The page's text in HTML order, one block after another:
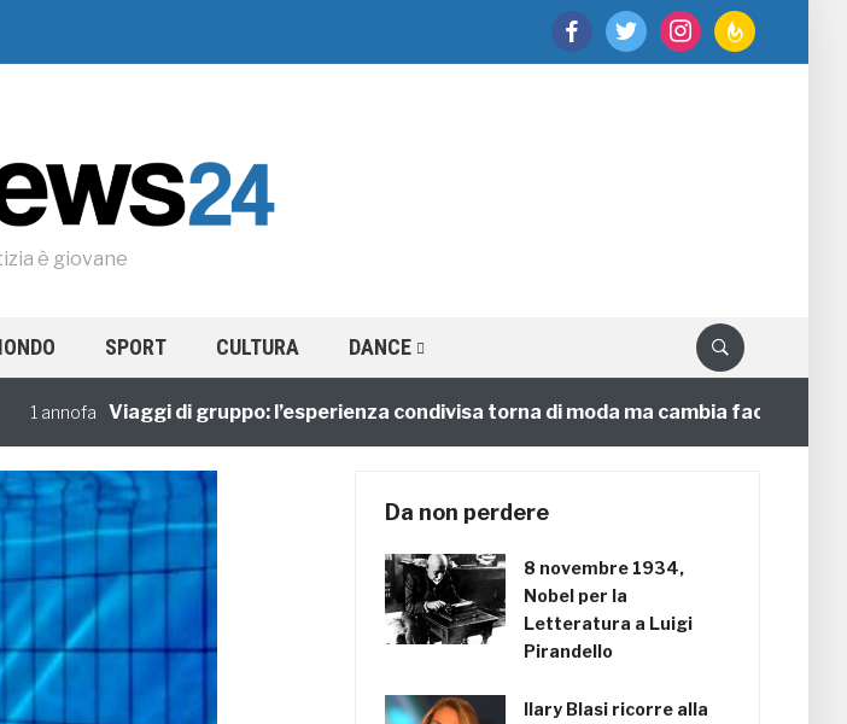
facebooktwitter instagramfeedburner
è giovane
SPORT CULTURA DANCE
Viaggi di gruppo: l’esperienza condivisa torna di moda ma cambia faccia
Da non perdere
8 novembre 1934,
Nobel per la
Letteratura a Luigi
Pirandello
Ilary Blasi ricorre alla